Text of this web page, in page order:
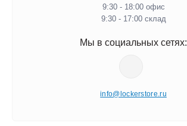
9:30 - 18:00 офис
9:30 - 17:00 склад
Мы в социальных сетях:
info@lockerstore.ru